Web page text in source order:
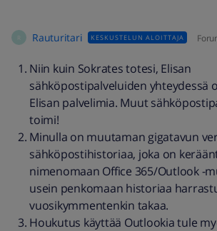
R Rauturitari KESKUSTELUN ALOITTAJA
Niin kuin Sokrates totesi, Elisan
sähköpostipalveluiden yhteydessä
Elisan palvelimia. Muut
toimi!
Minulla on muutaman gigatavun
sähköpostihistoriaa, joka on
nimenomaan Office 365/Outlook -
usein penkomaan historiaa
vuosikymmentenkin takaa.
Houkutus käyttää Outlookia tule